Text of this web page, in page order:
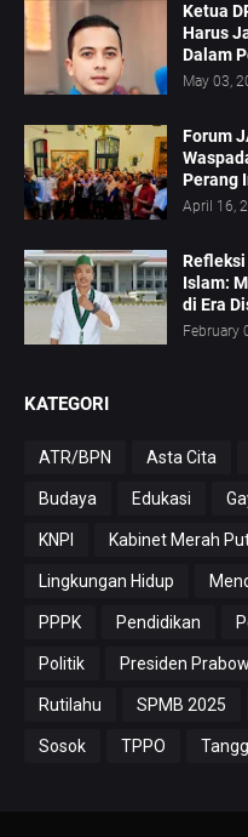
Ketua
Harus
Dalam
May 03,
Forum
Perang
April 16,
Refleksi
Islam:
di Era
February
KATEGORI
ATR/BPN Asta Cita
Budaya Edukasi
KNPI Kabinet Merah
Lingkungan Hidup
PPPK Pendidikan
Politik Presiden
Rutilahu SPMB 2025
Sosok TPPO